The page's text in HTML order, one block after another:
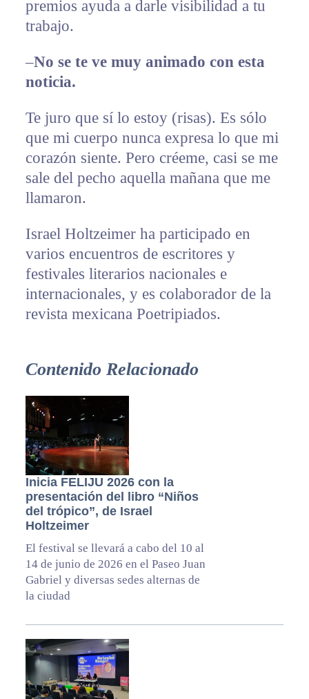
premios ayuda a darle visibilidad a tu
trabajo.
–No se te ve muy animado con esta
noticia.
Te juro que sí lo estoy (risas). Es sólo
que mi cuerpo nunca expresa lo que mi
corazón siente. Pero créeme, casi se me
sale del pecho aquella mañana que me
llamaron.
Israel Holtzeimer ha participado en
varios encuentros de escritores y
festivales literarios nacionales e
internacionales, y es colaborador de la
revista mexicana Poetripiados.
Contenido Relacionado
Inicia FELIJU 2026 con la
presentación del libro “Niños
del trópico”, de Israel
Holtzeimer
El festival se llevará a cabo del 10 al
14 de junio de 2026 en el Paseo Juan
Gabriel y diversas sedes alternas de
la ciudad